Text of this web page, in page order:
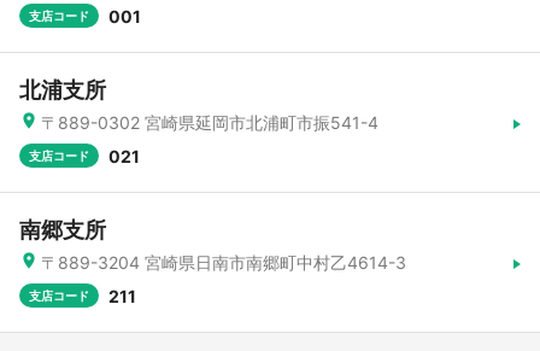
支店コード 001
北浦支所
〒889-0302 宮崎県延岡市北浦町市振541-4
支店コード 021
南郷支所
〒889-3204 宮崎県日南市南郷町中村乙4614-3
支店コード 211